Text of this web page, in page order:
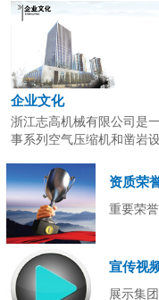
企业文化
浙江志高机械有限公司是
事系列空气压缩机和凿岩
的专业机构。产品广泛应用
业气源、各类矿山开采和工
目建设。企业以技术开发为
心，...
资质荣
重要荣誉
宣传视
展示集